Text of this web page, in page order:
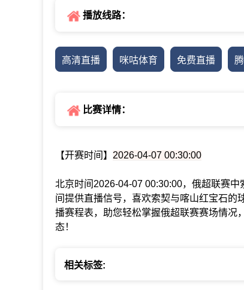
播放线路：
高清直播 咪咕体育 免费直播
比赛详情：
【开赛时间】 2026-04-07 00:30:00
北京时间2026-04-07 00:30:00，俄超联赛
间提供直播信号，喜欢索契与喀山红宝石的
播赛程表，助您轻松掌握俄超联赛赛场情况
态！
相关标签: